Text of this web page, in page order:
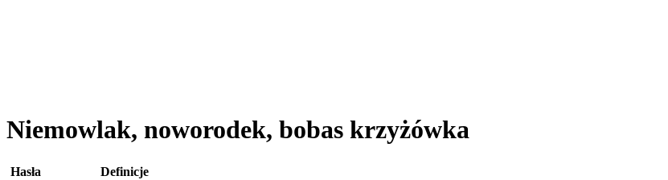
Niemowlak, noworodek, bobas krzyżówka
Hasła
Definicje